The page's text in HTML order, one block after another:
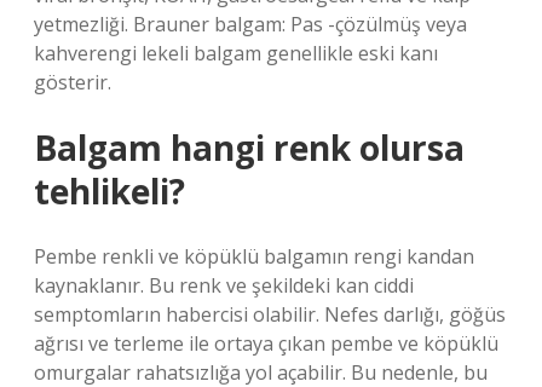
yetmezliği. Brauner balgam: Pas -çözülmüş veya
kahverengi lekeli balgam genellikle eski kanı
gösterir.
Balgam hangi renk olursa
tehlikeli?
Pembe renkli ve köpüklü balgamın rengi kandan
kaynaklanır. Bu renk ve şekildeki kan ciddi
semptomların habercisi olabilir. Nefes darlığı, göğüs
ağrısı ve terleme ile ortaya çıkan pembe ve köpüklü
omurgalar rahatsızlığa yol açabilir. Bu nedenle, bu